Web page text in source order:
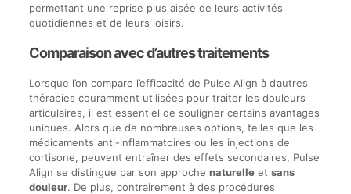
permettant une reprise plus aisée de leurs activités
quotidiennes et de leurs loisirs.
Comparaison avec d’autres traitements
Lorsque l’on compare l’efficacité de Pulse Align à d’autres
thérapies couramment utilisées pour traiter les douleurs
articulaires, il est essentiel de souligner certains avantages
uniques. Alors que de nombreuses options, telles que les
médicaments anti-inflammatoires ou les injections de
cortisone, peuvent entraîner des effets secondaires, Pulse
Align se distingue par son approche naturelleet sans
douleur. De plus, contrairement à des procédures